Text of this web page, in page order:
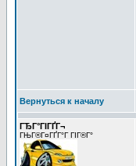
Вернуться к началу
ГЂГ°ГІГҐГ¬
ГЊГ®Г¤ГҐГ°Г ГІГ®Г°